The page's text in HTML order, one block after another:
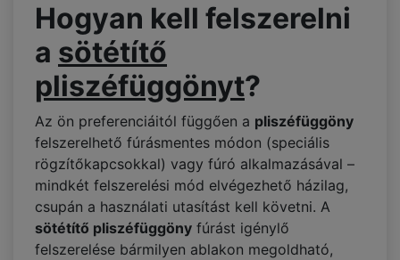
Hogyan kell felszerelni
a sötétítő
pliszéfüggönyt?
Az ön preferenciáitól függően a pliszéfüggöny
felszerelhető fúrásmentes módon (speciális
rögzítőkapcsokkal) vagy fúró alkalmazásával –
mindkét felszerelési mód elvégezhető házilag,
csupán a használati utasítást kell követni. A
sötétítő pliszéfüggöny fúrást igénylő
felszerelése bármilyen ablakon megoldható,